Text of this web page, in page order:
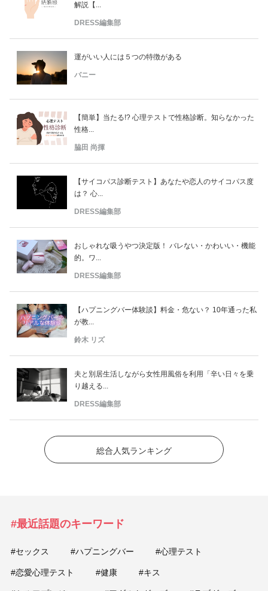
解説【...
DRESS編集部
運がいい人には５つの特徴がある
バニー
【簡単】当たる!? 心理テストで性格診断。知らなかった
性格...
脇田 尚揮
【サイコパス診断テスト】あなたや恋人のサイコパス度
は？ 心...
DRESS編集部
おしゃれな吸うやつ決定版！ バレない・かわいい・機能
的。ワ...
DRESS編集部
【ハプニングバー体験談】料金・危ない？ 10年通った私
が教...
鈴木 リズ
夫と別居生活しながら女性用風俗を利用「辛い日々を乗
り越える...
DRESS編集部
総合人気ランキング
#最近話題のキーワード
#セックス #ハプニングバー #心理テスト
#恋愛心理テスト #健康 #キス